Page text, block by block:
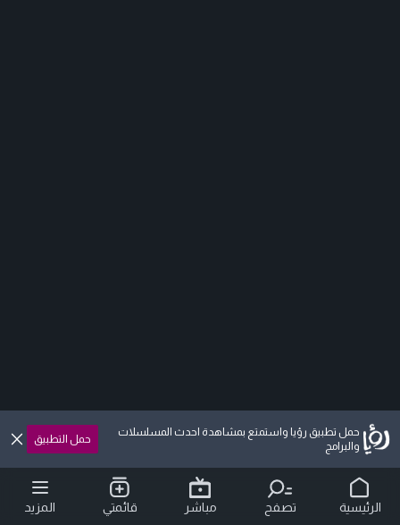
حمل تطبيق رؤيا واستمتع بمشاهدة احدث المسلسلات
والبرامج
حمل التطبيق
الرئيسية تصفح مباشر قائمتي المزيد